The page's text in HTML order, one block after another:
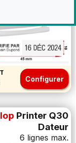
Configurer
Printer Q30
Dateur
6 lignes max.